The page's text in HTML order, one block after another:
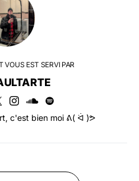
VOUS EST SERVI PAR
c'est bien moi ᕕ( ᐛ )ᕗ